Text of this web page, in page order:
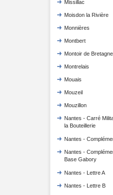
Missillac
Moisdon la Rivière
Monnières
Montbert
Montoir de Bretagne
Montrelais
Mouais
Mouzeil
Mouzillon
Nantes - Carré
la Bouteillerie
Nantes -
Nantes -
Base Gabory
Nantes - Lettre A
Nantes - Lettre B